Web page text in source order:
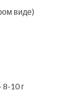
виде)
8-10 г